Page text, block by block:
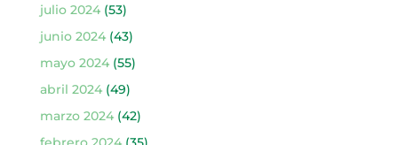
julio 2024(53)
junio 2024(43)
mayo 2024(55)
abril 2024(49)
marzo 2024(42)